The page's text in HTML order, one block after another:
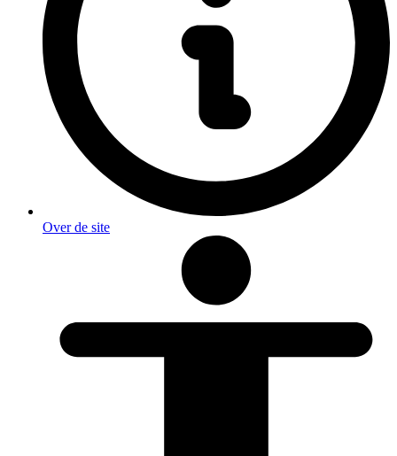
Over de site